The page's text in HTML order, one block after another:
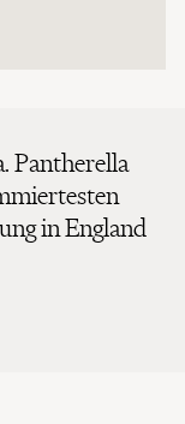
Pantherella
in England